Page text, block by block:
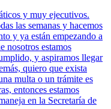
y muy ejecutivos.
las semanas y hacemos
y ya están empezando a
nosotros estamos
y aspiramos llegar
quiero que exista
multa o un trámite es
entonces estamos
en la Secretaría de